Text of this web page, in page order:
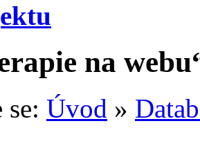
na
se: Úvod »